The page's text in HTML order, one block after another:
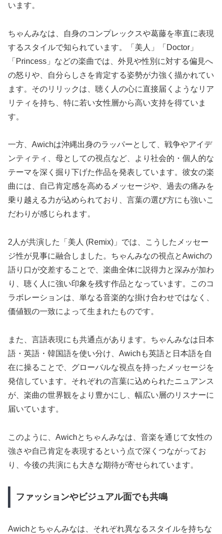
います。
ちゃんみなは、自身のコンプレックスや葛藤を率直に表現
するスタイルで知られています。「美人」「Doctor」
「Princess」などの楽曲では、外見や性別に対する偏見へ
の怒りや、自分らしさを肯定する姿勢が力強く描かれてい
ます。そのリリックは、聴く人の心に直接届くようなリア
リティを持ち、特に若い女性層から高い支持を得ていま
す。
一方、Awichは沖縄出身のラッパーとして、戦争やアイデ
ンティティ、母としての視点など、より社会的・個人的な
テーマを深く掘り下げた作品を発表しています。彼女の楽
曲には、自己肯定感を高めるメッセージや、過去の痛みを
乗り越える力が込められており、言葉の選び方にも強いこ
だわりが感じられます。
2人が共演した「美人 (Remix)」では、こうしたメッセー
ジ性が見事に融合しました。ちゃんみなの視点とAwichの
語り口が交差することで、楽曲全体に説得力と深みが加わ
り、聴く人に強い印象を残す作品となっています。このコ
ラボレーションは、単なる音楽的な掛け合わせではなく、
価値観の一致によって生まれたものです。
また、言語表現にも共通点があります。ちゃんみなは日本
語・英語・韓国語を使い分け、Awichも英語と日本語を自
在に操ることで、グローバルな視点を持ったメッセージを
発信しています。それぞれの言葉に込められたニュアンス
が、楽曲の世界観をより豊かにし、幅広い層のリスナーに
届いています。
このように、Awichとちゃんみなは、音楽を通じて女性の
強さや自己肯定を表現するという点で深くつながってお
り、今後の共演にも大きな期待が寄せられています。
ファッションやビジュアル面でも共鳴
Awichとちゃんみなは、それぞれ異なるスタイルを持ちな